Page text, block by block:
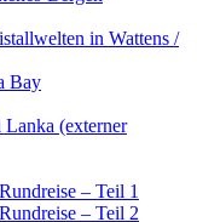
in Wattens /
Bay
(externer
– Teil 1
– Teil 2